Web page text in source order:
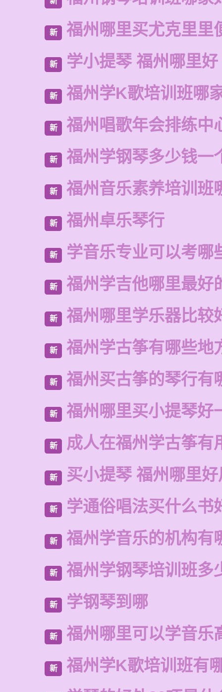
新 福州哪里买尤克里里
新 学小提琴 福州哪里好
新 福州学K歌培训班哪
新 福州唱歌年会排练中
新 福州学钢琴多少钱一
新 福州音乐素养培训班
新 福州卓乐琴行
新 学音乐专业可以考哪
新 福州学吉他哪里最好
新 福州哪里学乐器比较
新 福州学古筝有哪些地
新 福州买古筝的琴行有
新 福州哪里买小提琴好
新 成人在福州学古筝有
新 买小提琴 福州哪里
新 学通俗唱法买什么书
新 福州学音乐的机构有
新 福州学钢琴培训班多
新 学钢琴到哪
新 福州哪里可以学音乐
新 福州学K歌培训班有